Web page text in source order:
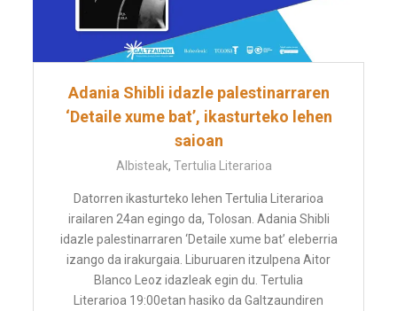
Adania Shibli idazle palestinarraren
‘Detaile xume bat’, ikasturteko lehen
saioan
Albisteak, Tertulia Literarioa
Datorren ikasturteko lehen Tertulia Literarioa
irailaren 24an egingo da, Tolosan. Adania Shibli
idazle palestinarraren ‘Detaile xume bat’ eleberria
izango da irakurgaia. Liburuaren itzulpena Aitor
Blanco Leoz idazleak egin du. Tertulia
Literarioa 19:00etan hasiko da Galtzaundiren